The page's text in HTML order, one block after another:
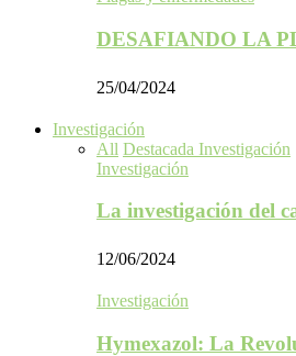
DESAFIANDO LA
25/04/2024
Investigación
All Destacada Investigación
Investigación
La investigación del
12/06/2024
Investigación
Hymexazol: La